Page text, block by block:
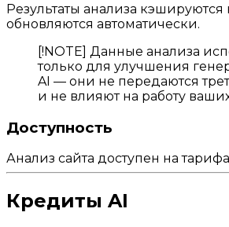
Результаты анализа кэшируются
обновляются автоматически.
[!NOTE] Данные анализа
только для улучшения
AI — они не передаются
и не влияют на работу
Доступность
Анализ сайта доступен на
Кредиты AI